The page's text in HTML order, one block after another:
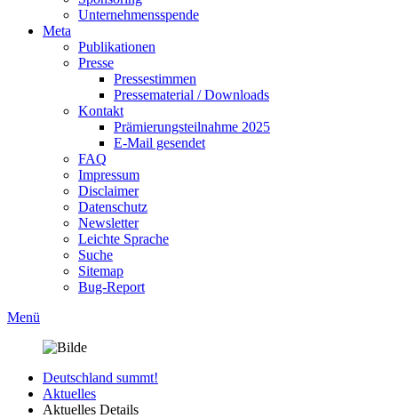
Unternehmensspende
Meta
Publikationen
Presse
Pressestimmen
Pressematerial / Downloads
Kontakt
Prämierungsteilnahme 2025
E-Mail gesendet
FAQ
Impressum
Disclaimer
Datenschutz
Newsletter
Leichte Sprache
Suche
Sitemap
Bug-Report
Menü
Deutschland summt!
Aktuelles
Aktuelles Details